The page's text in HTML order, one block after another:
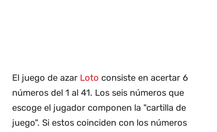
El juego de azar Loto consiste en acertar 6
números del 1 al 41. Los seis números que
escoge el jugador componen la "cartilla de
juego". Si estos coinciden con los números